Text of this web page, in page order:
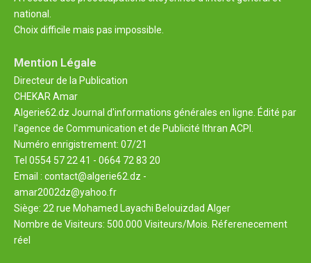
national.
Choix difficile mais pas impossible.
Mention Légale
Directeur de la Publication
CHEKAR Amar
Algerie62.dz Journal d'informations générales en ligne. Édité par
l'agence de Communication et de Publicité Ithran ACPI.
Numéro enrigistrement: 07/21
Tel 0554 57 22 41 - 0664 72 83 20
Email : contact@algerie62.dz -
amar2002dz@yahoo.fr
Siège: 22 rue Mohamed Layachi Belouizdad Alger
Nombre de Visiteurs: 500.000 Visiteurs/Mois. Réferenecement
réel